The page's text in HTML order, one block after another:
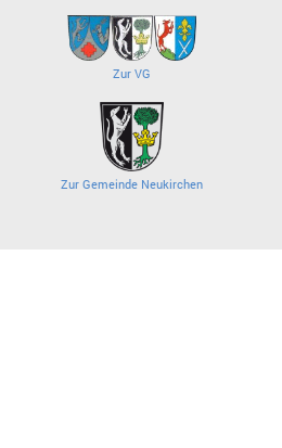
Zur VG
Zur Gemeinde Neukirchen